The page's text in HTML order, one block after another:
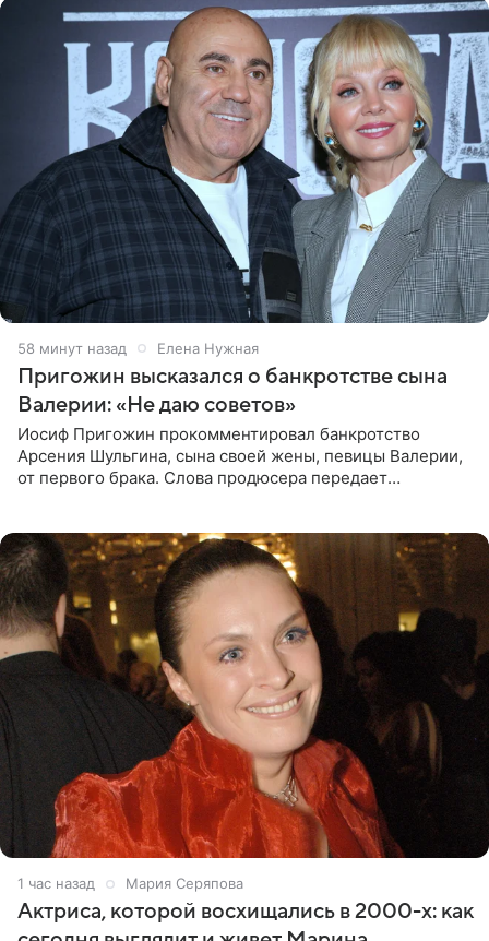
58 минут назад Елена Нужная
Пригожин высказался о банкротстве сына
Валерии: «Не даю советов»
Иосиф Пригожин прокомментировал банкротство
Арсения Шульгина, сына своей жены, певицы Валерии,
от первого брака. Слова продюсера передает
1 час назад Мария Серяпова
Актриса, которой восхищались в 2000-х: как